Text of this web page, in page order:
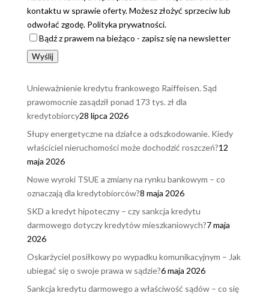
kontaktu w sprawie oferty. Możesz złożyć sprzeciw lub
odwołać zgodę. Polityka prywatności.
Bądź z prawem na bieżąco - zapisz się na newsletter
Wyślij
Unieważnienie kredytu frankowego Raiffeisen. Sąd
prawomocnie zasądził ponad 173 tys. zł dla
kredytobiorcy28 lipca 2026
Słupy energetyczne na działce a odszkodowanie. Kiedy
właściciel nieruchomości może dochodzić roszczeń?12
maja 2026
Nowe wyroki TSUE a zmiany na rynku bankowym – co
oznaczają dla kredytobiorców?8 maja 2026
SKD a kredyt hipoteczny – czy sankcja kredytu
darmowego dotyczy kredytów mieszkaniowych?7 maja
2026
Oskarżyciel posiłkowy po wypadku komunikacyjnym – Jak
ubiegać się o swoje prawa w sądzie?6 maja 2026
Sankcja kredytu darmowego a właściwość sądów – co się